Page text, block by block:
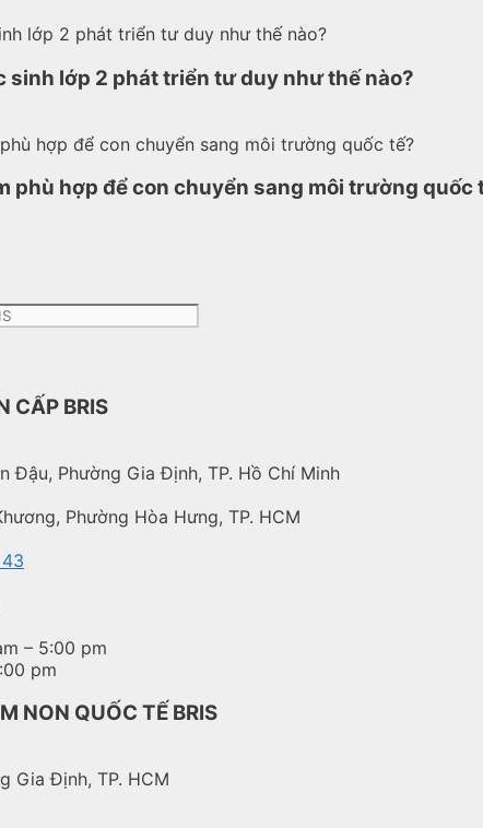
sinh lớp 2 phát triển tư duy như thế nào?
phù hợp để con chuyển sang môi trường quốc
CẤP BRIS
Đậu, Phường Gia Định, TP. Hồ Chí Minh
Phường Hòa Hưng, TP. HCM
– 5:00 pm
pm
NON QUỐC TẾ BRIS
Gia Định, TP. HCM